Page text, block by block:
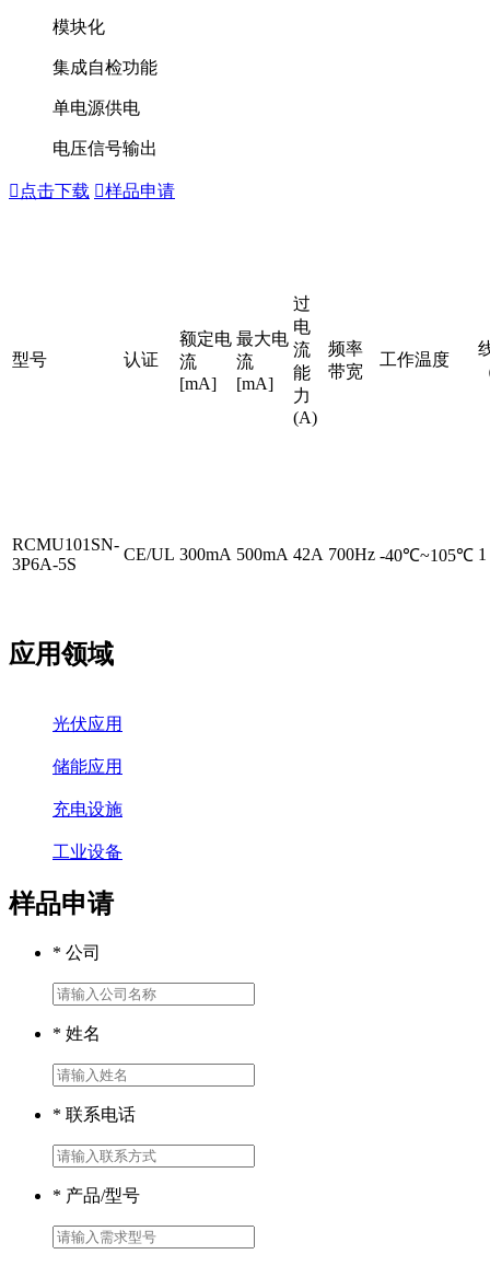
模块化
集成自检功能
单电源供电
电压信号输出
 点击下载 样品申请
型号 认证
额定电
流
[mA]
最大电
流
[mA]
过
电
流
能
力
(A)
频率
带宽
工作温度
RCMU101SN-
3P6A-5S
CE/UL 300mA 500mA 42A 700Hz -40℃~105℃ 1
应用领域
光伏应用
储能应用
充电设施
工业设备
样品申请
* 公司
* 姓名
* 联系电话
* 产品/型号